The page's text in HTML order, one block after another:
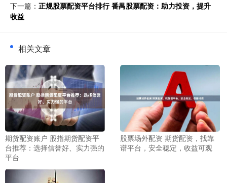
下一篇： 正规股票配资平台排行 番禺股票配资：助力投资，提升
收益
相关文章
期货配资账户 股指期货配资平
台推荐：选择信誉好、实力强的
平台
股票场外配资 期货配资，找靠
谱平台，安全稳定，收益可观